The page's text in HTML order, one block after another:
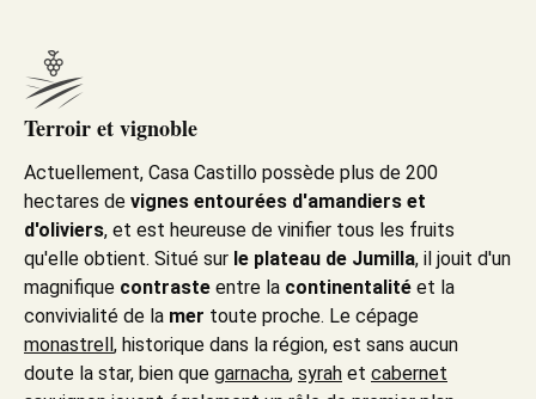
Terroir et vignoble
Actuellement, Casa Castillo possède plus de 200
hectares de vignes entourées d'amandiers et
d'oliviers, et est heureuse de vinifier tous les fruits
qu'elle obtient. Situé sur le plateau de Jumilla, il jouit d'un
magnifique contraste entre la continentalité et la
convivialité de la mer toute proche. Le cépage
monastrell, historique dans la région, est sans aucun
doute la star, bien que garnacha, syrah et cabernet